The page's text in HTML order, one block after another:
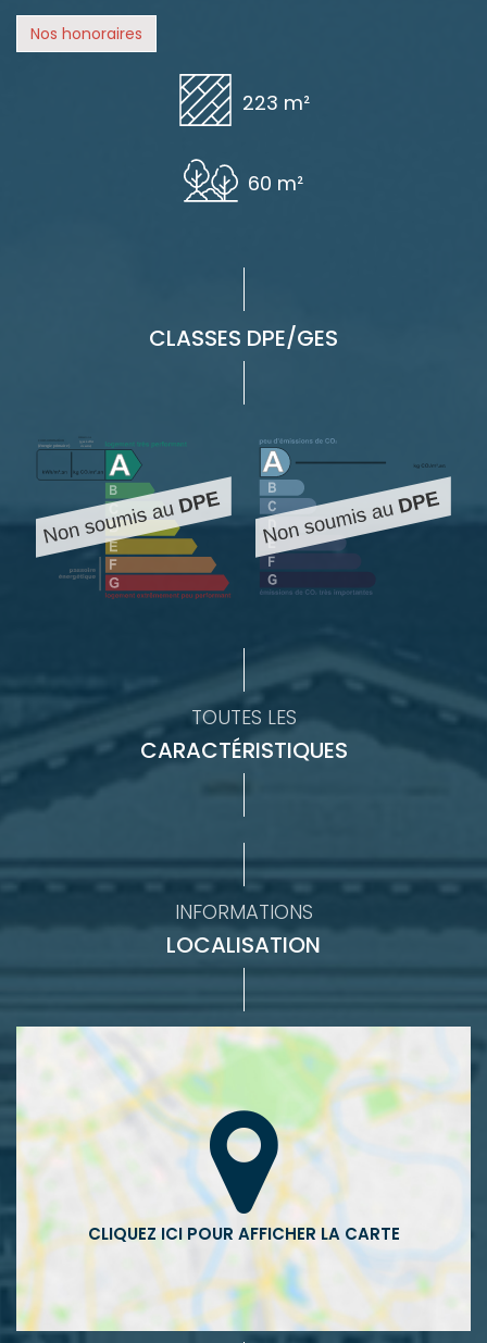
Nos honoraires
223 m²
60 m²
CLASSES DPE/GES
TOUTES LES
CARACTÉRISTIQUES
INFORMATIONS
LOCALISATION